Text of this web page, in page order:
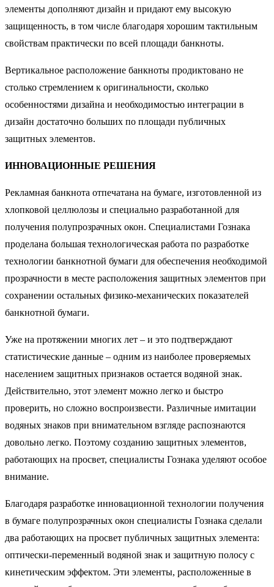
элементы дополняют дизайн и придают ему высокую
защищенность, в том числе благодаря хорошим тактильным
свойствам практически по всей площади банкноты.
Вертикальное расположение банкноты продиктовано не
столько стремлением к оригинальности, сколько
особенностями дизайна и необходимостью интеграции в
дизайн достаточно больших по площади публичных
защитных элементов.
ИННОВАЦИОННЫЕ РЕШЕНИЯ
Рекламная банкнота отпечатана на бумаге, изготовленной из
хлопковой целлюлозы и специально разработанной для
получения полупрозрачных окон. Специалистами Гознака
проделана большая технологическая работа по разработке
технологии банкнотной бумаги для обеспечения необходимой
прозрачности в месте расположения защитных элементов при
сохранении остальных физико-механических показателей
банкнотной бумаги.
Уже на протяжении многих лет – и это подтверждают
статистические данные – одним из наиболее проверяемых
населением защитных признаков остается водяной знак.
Действительно, этот элемент можно легко и быстро
проверить, но сложно воспроизвести. Различные имитации
водяных знаков при внимательном взгляде распознаются
довольно легко. Поэтому созданию защитных элементов,
работающих на просвет, специалисты Гознака уделяют особое
внимание.
Благодаря разработке инновационной технологии получения
в бумаге полупрозрачных окон специалисты Гознака сделали
два работающих на просвет публичных защитных элемента:
оптически-переменный водяной знак и защитную полосу с
кинетическим эффектом. Эти элементы, расположенные в